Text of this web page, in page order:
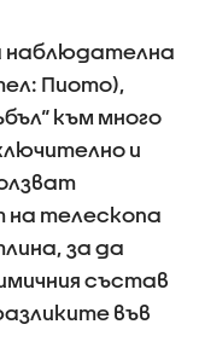
наблюдателна
Пиото),
към много
и
на телескопа
за да
състав
във